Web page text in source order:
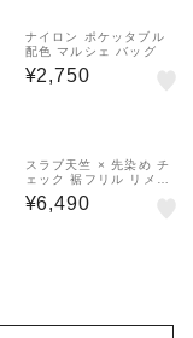
ナイロン ポケッタブル
配色 マルシェ バッグ
¥2,750
スラブ天竺 × 先染め チ
ェック 裾フリル リメイ
ク風 プルオーバー Tシャ
ツ
¥6,490